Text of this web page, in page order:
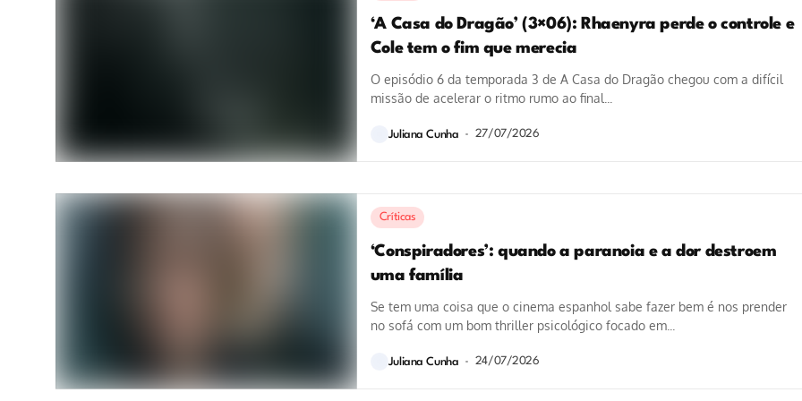
‘A Casa do Dragão’ (3×06): Rhaenyra perde o controle e
Cole tem o fim que merecia
O episódio 6 da temporada 3 de A Casa do Dragão chegou com a difícil
missão de acelerar o ritmo rumo ao final...
Juliana Cunha 27/07/2026
Críticas
‘Conspiradores’: quando a paranoia e a dor destroem
uma família
Se tem uma coisa que o cinema espanhol sabe fazer bem é nos prender
no sofá com um bom thriller psicológico focado em...
Juliana Cunha 24/07/2026